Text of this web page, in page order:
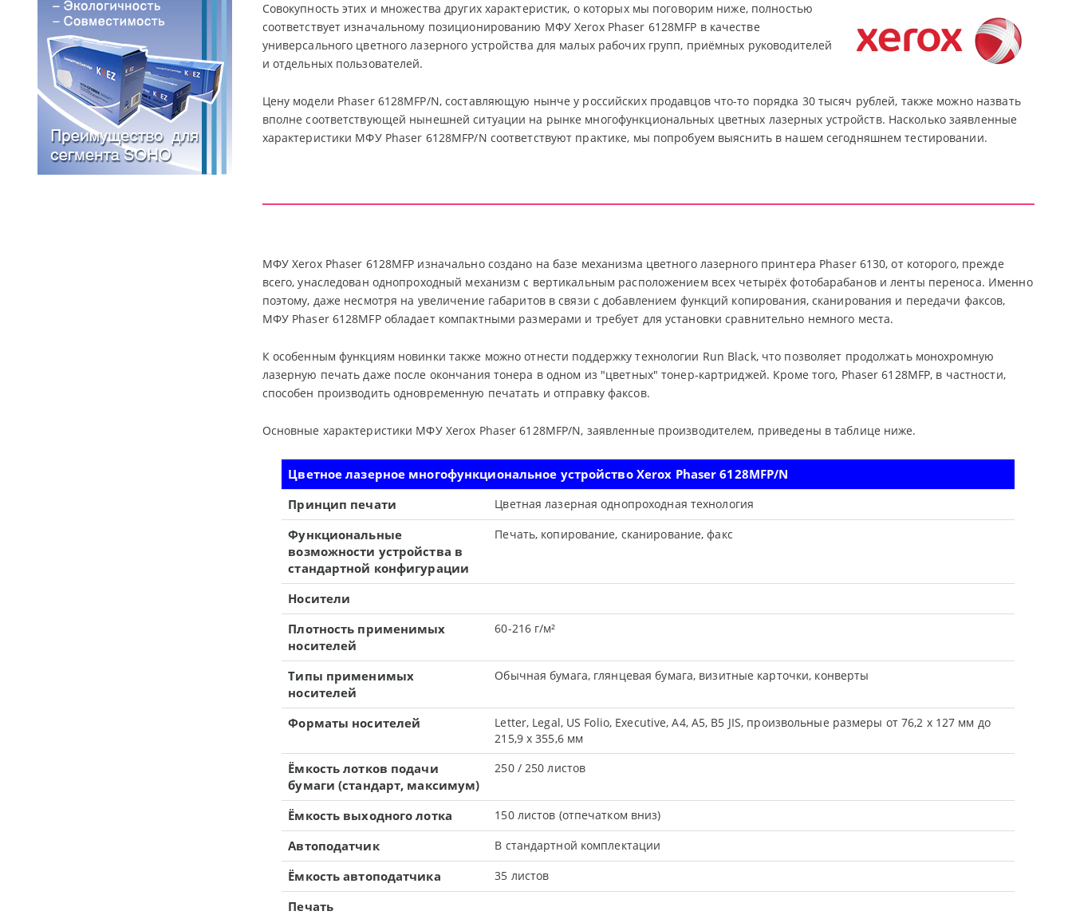
Совокупность этих и множества других характеристик, о которых мы поговорим ниже, полностью
соответствует изначальному позиционированию МФУ Xerox Phaser 6128MFP в качестве
универсального цветного лазерного устройства для малых рабочих групп, приёмных руководителей
и отдельных пользователей.
Цену модели Phaser 6128MFP/N, составляющую нынче у российских продавцов что-то порядка 30 тысяч рублей, также можно назвать
вполне соответствующей нынешней ситуации на рынке многофункциональных цветных лазерных устройств. Насколько заявленные
характеристики МФУ Phaser 6128MFP/N соответствуют практике, мы попробуем выяснить в нашем сегодняшнем тестировании.
МФУ Xerox Phaser 6128MFP изначально создано на базе механизма цветного лазерного принтера Phaser 6130, от которого, прежде
всего, унаследован однопроходный механизм с вертикальным расположением всех четырёх фотобарабанов и ленты переноса. Именно
поэтому, даже несмотря на увеличение габаритов в связи с добавлением функций копирования, сканирования и передачи факсов,
МФУ Phaser 6128MFP обладает компактными размерами и требует для установки сравнительно немного места.
К особенным функциям новинки также можно отнести поддержку технологии Run Black, что позволяет продолжать монохромную
лазерную печать даже после окончания тонера в одном из "цветных" тонер-картриджей. Кроме того, Phaser 6128MFP, в частности,
способен производить одновременную печатать и отправку факсов.
Основные характеристики МФУ Xerox Phaser 6128MFP/N, заявленные производителем, приведены в таблице ниже.
Цветное лазерное многофункциональное устройство Xerox Phaser 6128MFP/N
Принцип печати
Цветная лазерная однопроходная технология
Функциональные
возможности устройства в
стандартной конфигурации
Печать, копирование, сканирование, факс
Носители
Плотность применимых
носителей
60-216 г/м²
Типы применимых
носителей
Обычная бумага, глянцевая бумага, визитные карточки, конверты
Форматы носителей
Letter, Legal, US Folio, Executive, A4, A5, B5 JIS, произвольные размеры от 76,2 x 127 мм до
215,9 x 355,6 мм
Ёмкость лотков подачи
бумаги (стандарт, максимум)
250 / 250 листов
Ёмкость выходного лотка 150 листов (отпечатком вниз)
Автоподатчик В стандартной комплектации
Ёмкость автоподатчика 35 листов
Печать